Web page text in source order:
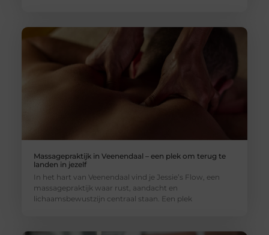
Massagepraktijk in Veenendaal – een plek om terug te
landen in jezelf
In het hart van Veenendaal vind je Jessie’s Flow, een
massagepraktijk waar rust, aandacht en
lichaamsbewustzijn centraal staan. Een plek